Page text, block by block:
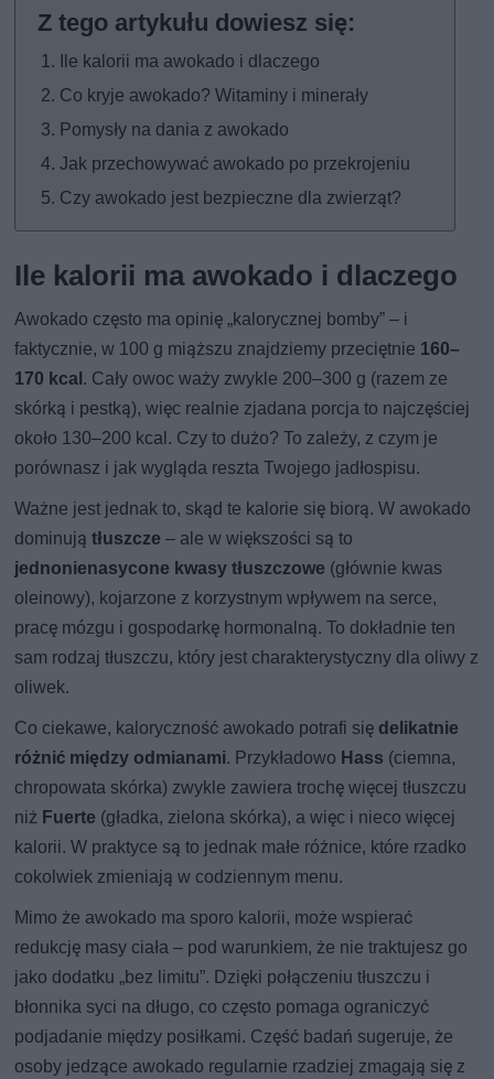
Ile kalorii ma awokado i dlaczego
Co kryje awokado? Witaminy i minerały
Pomysły na dania z awokado
Jak przechowywać awokado po przekrojeniu
Czy awokado jest bezpieczne dla zwierząt?
Ile kalorii ma awokado i dlaczego
Awokado często ma opinię „kalorycznej bomby” – i
faktycznie, w 100 g miąższu znajdziemy przeciętnie 160–
170 kcal . Cały owoc waży zwykle 200–300 g (razem ze
skórką i pestką), więc realnie zjadana porcja to najczęściej
około 130–200 kcal. Czy to dużo? To zależy, z czym je
porównasz i jak wygląda reszta Twojego jadłospisu.
Ważne jest jednak to, skąd te kalorie się biorą. W awokado
dominujątłuszcze – ale w większości są to
jednonienasycone kwasy tłuszczowe (głównie kwas
oleinowy), kojarzone z korzystnym wpływem na serce,
pracę mózgu i gospodarkę hormonalną. To dokładnie ten
sam rodzaj tłuszczu, który jest charakterystyczny dla oliwy z
oliwek.
Co ciekawe, kaloryczność awokado potrafi się delikatnie
różnić między odmianami. Przykładowo Hass (ciemna,
chropowata skórka) zwykle zawiera trochę więcej tłuszczu
niż Fuerte (gładka, zielona skórka), a więc i nieco więcej
kalorii. W praktyce są to jednak małe różnice, które rzadko
cokolwiek zmieniają w codziennym menu.
Mimo że awokado ma sporo kalorii, może wspierać
redukcję masy ciała – pod warunkiem, że nie traktujesz go
jako dodatku „bez limitu”. Dzięki połączeniu tłuszczu i
błonnika syci na długo, co często pomaga ograniczyć
podjadanie między posiłkami. Część badań sugeruje, że
osoby jedzące awokado regularnie rzadziej zmagają się z